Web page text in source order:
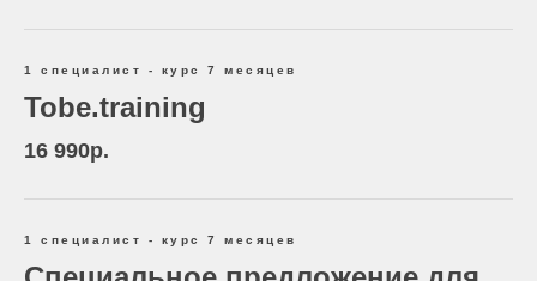
1 специалист - курс 7 месяцев
Tobe.training
16 990р.
1 специалист - курс 7 месяцев